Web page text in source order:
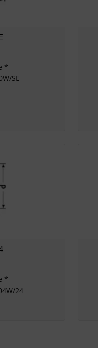
*
SE
*
24